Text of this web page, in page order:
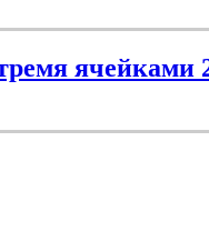
ячейками